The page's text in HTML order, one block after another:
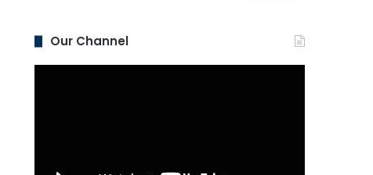
Our Channel